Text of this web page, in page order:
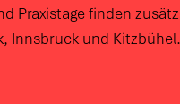
Praxistage finden
Innsbruck und Kitzbühel.